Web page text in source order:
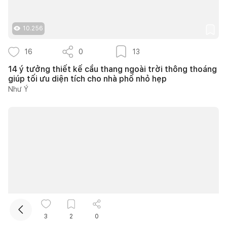
10.256
16 0 13
14 ý tưởng thiết kế cầu thang ngoài trời thông thoáng
giúp tối ưu diện tích cho nhà phố nhỏ hẹp
Như Ý
10.059
3 2 0